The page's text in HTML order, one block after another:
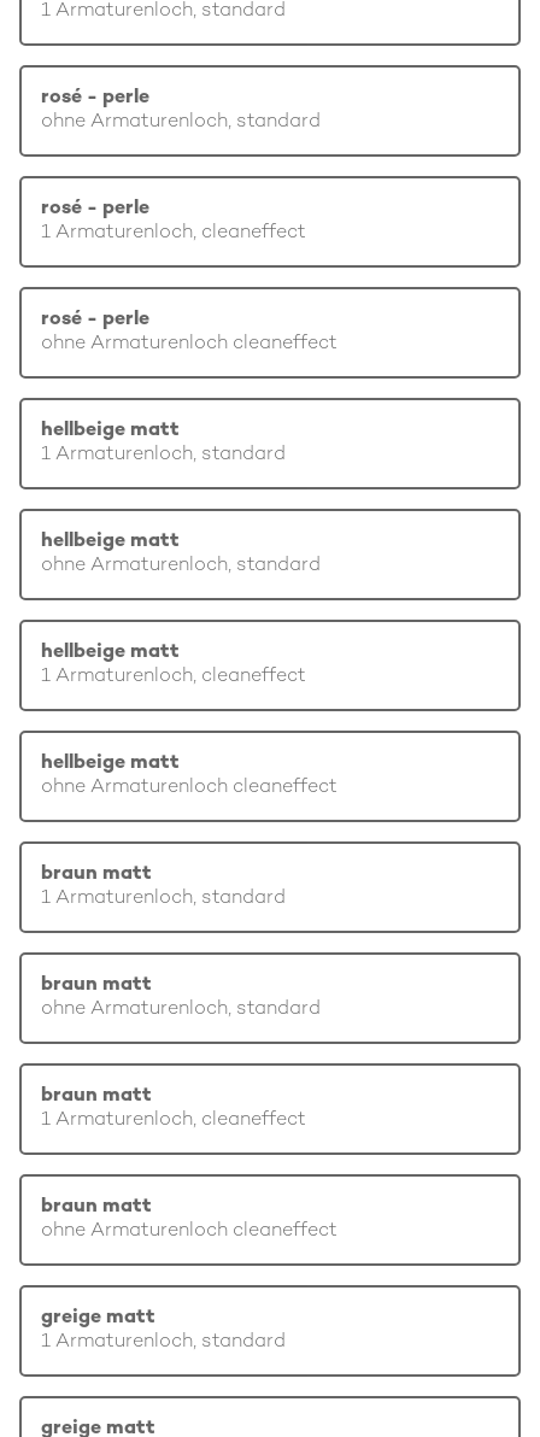
1 Armaturenloch, standard
rosé - perle
ohne Armaturenloch, standard
rosé - perle
1 Armaturenloch, cleaneffect
rosé - perle
ohne Armaturenloch cleaneffect
hellbeige matt
1 Armaturenloch, standard
hellbeige matt
ohne Armaturenloch, standard
hellbeige matt
1 Armaturenloch, cleaneffect
hellbeige matt
ohne Armaturenloch cleaneffect
braun matt
1 Armaturenloch, standard
braun matt
ohne Armaturenloch, standard
braun matt
1 Armaturenloch, cleaneffect
braun matt
ohne Armaturenloch cleaneffect
greige matt
1 Armaturenloch, standard
greige matt